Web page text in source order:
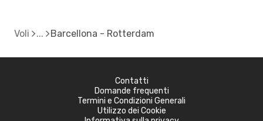
Voli Barcellona - Rotterdam
Contatti
Domande frequenti
Termini e Condizioni Generali
Utilizzo dei Cookie